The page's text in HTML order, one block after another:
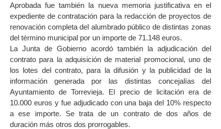
Aprobada fue también la nueva memoria justificativa en el
expediente de contratación para la redacción de proyectos de
renovación completa del alumbrado público de distintas zonas
del término municipal por un importe de 71.148 euros.
La Junta de Gobierno acordó también la adjudicación del
contrato para la adquisición de material promocional, uno de
los lotes del contrato, para la difusión y la publicidad de la
información generada por las distintas concejalías del
Ayuntamiento de Torrevieja. El precio de licitación era de
10.000 euros y fue adjudicado con una baja del 10% respecto
a ese importe. Se trata de un contrato de dos años de
duración más otros dos prorrogables.